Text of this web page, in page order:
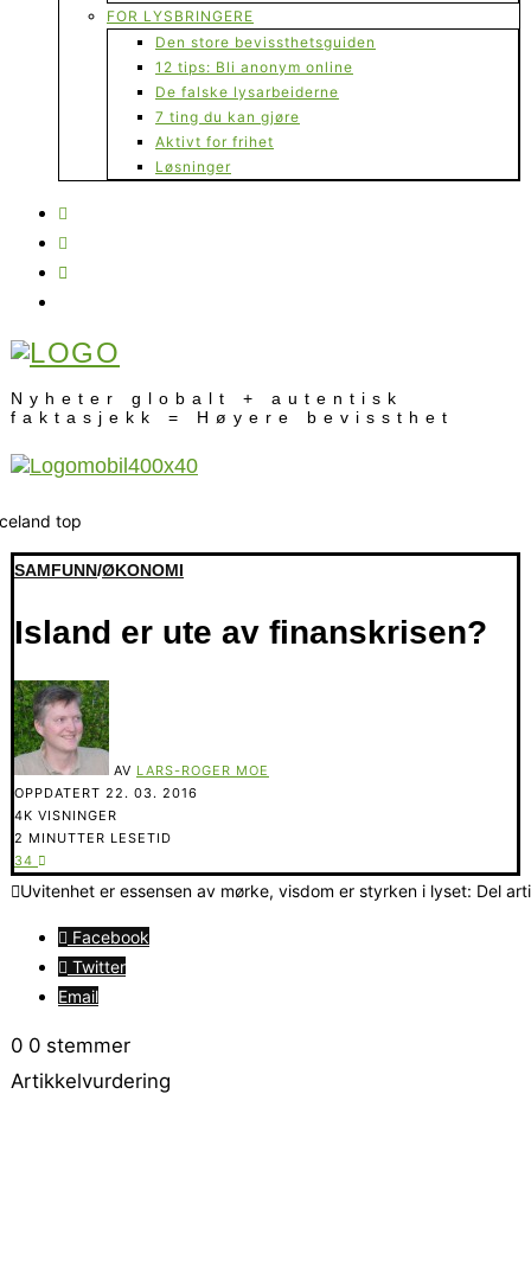
FOR LYSBRINGERE
Den store bevissthetsguiden
12 tips: Bli anonym online
De falske lysarbeiderne
7 ting du kan gjøre
Aktivt for frihet
Løsninger
Nyheter globalt + autentisk
faktasjekk = Høyere bevissthet
SAMFUNN/ØKONOMI
Island er ute av finanskrisen?
AV LARS-ROGER MOE
OPPDATERT 22. 03. 2016
4K VISNINGER
2 MINUTTER LESETID
34
Uvitenhet er essensen av mørke, visdom er styrken i lyset: Del
Facebook
Twitter
Email
0 0 stemmer
Artikkelvurdering